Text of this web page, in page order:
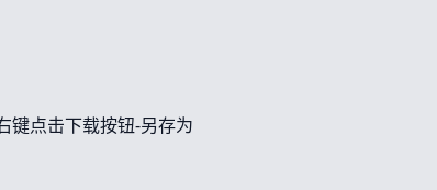
键点击下载按钮-另存为